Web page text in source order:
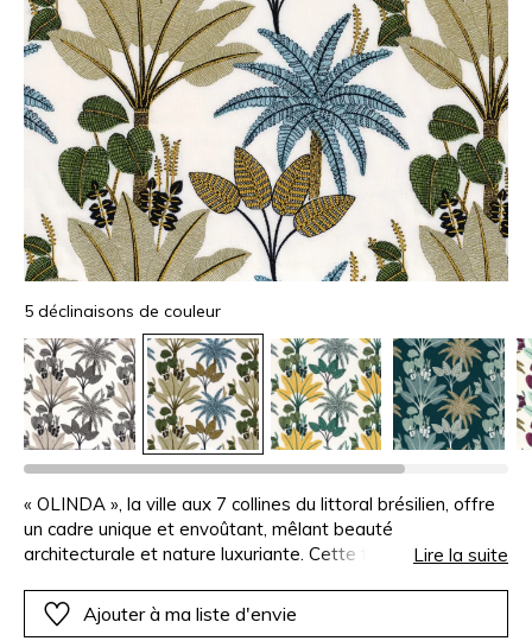
5 déclinaisons de couleur
« OLINDA », la ville aux 7 collines du littoral brésilien, offre
un cadre unique et envoûtant, mêlant beauté
architecturale et nature luxuriante. Cette très jolie création
et sophistiquée : palmiers, arbres du voyageur, et autres
plantes tropicales. 2 qualités de fil de coton épais
Lire la suite
Ajouter à ma liste d'envie